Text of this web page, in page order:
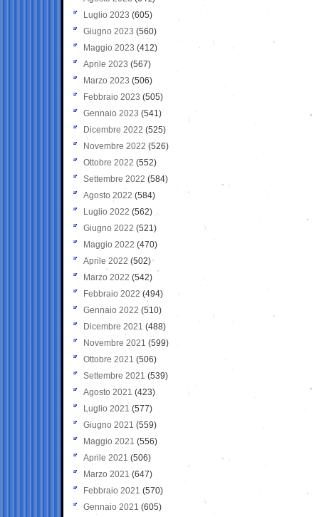
Luglio 2023 (605)
Giugno 2023 (560)
Maggio 2023 (412)
Aprile 2023 (567)
Marzo 2023 (506)
Febbraio 2023 (505)
Gennaio 2023 (541)
Dicembre 2022 (525)
Novembre 2022 (526)
Ottobre 2022 (552)
Settembre 2022 (584)
Agosto 2022 (584)
Luglio 2022 (562)
Giugno 2022 (521)
Maggio 2022 (470)
Aprile 2022 (502)
Marzo 2022 (542)
Febbraio 2022 (494)
Gennaio 2022 (510)
Dicembre 2021 (488)
Novembre 2021 (599)
Ottobre 2021 (506)
Settembre 2021 (539)
Agosto 2021 (423)
Luglio 2021 (577)
Giugno 2021(559)
Maggio 2021 (556)
Aprile 2021 (506)
Marzo 2021 (647)
Febbraio 2021 (570)
Gennaio 2021 (605)